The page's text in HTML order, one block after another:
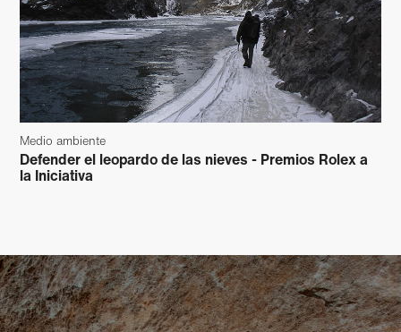
Medio ambiente
Defender el leopardo de las nieves - Premios Rolex a
la Iniciativa